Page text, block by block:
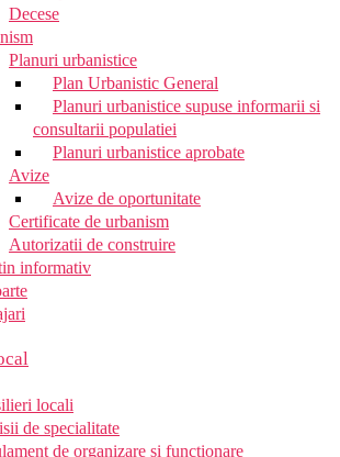
Decese
Planuri urbanistice
Plan Urbanistic General
Planuri urbanistice supuse informarii si
consultarii populatiei
Planuri urbanistice aprobate
Avize
Avize de oportunitate
Certificate de urbanism
Autorizatii de construire
informativ
locali
de specialitate
de organizare si functionare